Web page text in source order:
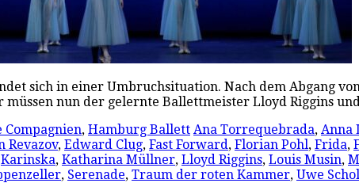
sich in einer Umbruchsituation. Nach dem Abgang
müssen nun der gelernte Ballettmeister Lloyd Riggins
Compagnien, Hamburg Ballett Ana Torrequebrada, Anna
Revazov, Edward Clug, Fast Forward, Florian Pohl, Frida,
Karinska, Katharina Müllner, Lloyd Riggins, Louis Musin,
, Serenade, Traum der roten Kammer, Uwe